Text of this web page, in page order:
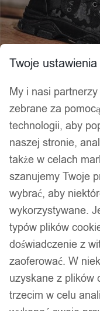
Twoje
My i nasi
zebrane za
technologii, aby
naszej stronie,
także w celach
szanujemy Twoje
wybrać, aby
wykorzystywane.
typów plików
doświadczenie z
zaoferować. W
uzyskane z plików
trzecim w celu